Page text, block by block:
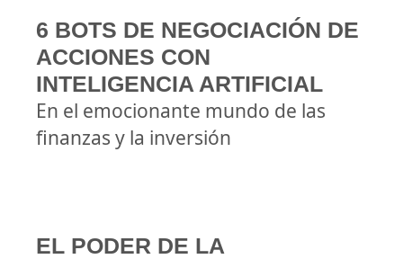
6 BOTS DE NEGOCIACIÓN DE
ACCIONES CON
INTELIGENCIA ARTIFICIAL
En el emocionante mundo de las
finanzas y la inversión
EL PODER DE LA